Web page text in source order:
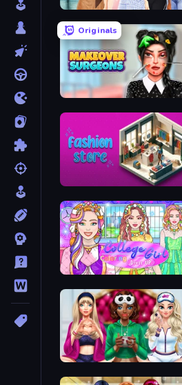
Fashion Week 2025
Originals
Makeover Surgeons
Fashion Store: Shop Tycoon
College Girl Coloring Dress Up
BFFs Luxury Loungewear